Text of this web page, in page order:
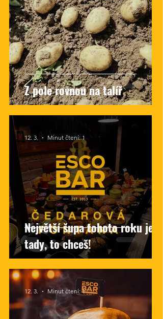
Z pole rovnou na talíř
Největší šupa tohoto roku je
tady, to chceš!
12. 3. Minut čtení: 1
12. 3. Minut čtení: 1